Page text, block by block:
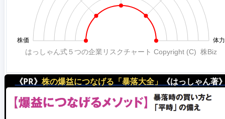
《PR》 株の爆益につなげる「暴落大全」 《はっしゃん著